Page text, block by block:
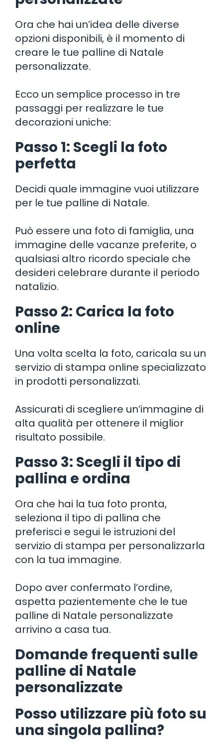
Ora che hai un’idea delle diverse
opzioni disponibili, è il momento di
creare le tue palline di Natale
personalizzate.
Ecco un semplice processo in tre
passaggi per realizzare le tue
decorazioni uniche:
Passo 1: Scegli la foto
perfetta
Decidi quale immagine vuoi utilizzare
per le tue palline di Natale.
Può essere una foto di famiglia, una
immagine delle vacanze preferite, o
qualsiasi altro ricordo speciale che
desideri celebrare durante il periodo
natalizio.
Passo 2: Carica la foto
online
Una volta scelta la foto, caricala su un
servizio di stampa online specializzato
in prodotti personalizzati.
Assicurati di scegliere un’immagine di
alta qualità per ottenere il miglior
risultato possibile.
Passo 3: Scegli il tipo di
pallina e ordina
Ora che hai la tua foto pronta,
seleziona il tipo di pallina che
preferisci e segui le istruzioni del
servizio di stampa per personalizzarla
con la tua immagine.
Dopo aver confermato l’ordine,
aspetta pazientemente che le tue
palline di Natale personalizzate
arrivino a casa tua.
Domande frequenti sulle
palline di Natale
personalizzate
Posso utilizzare più foto su
una singola pallina?